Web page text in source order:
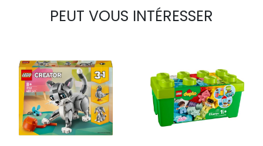
PEUT VOUS INTÉRESSER